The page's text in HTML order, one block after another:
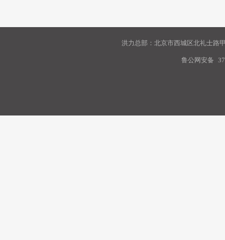
洪力总部：北京市西城区北礼士路
鲁公网安备